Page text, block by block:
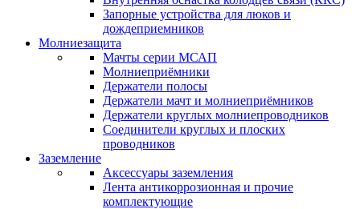
Запорные устройства для люков и
дождеприемников
Молниезащита
Мачты серии МСАП
Молниеприёмники
Держатели полосы
Держатели мачт и молниеприёмников
Держатели круглых молниепроводников
Cоединители круглых и плоских
проводников
Заземление
Аксессуары заземления
Лента антикоррозионная и прочие
комплектующие